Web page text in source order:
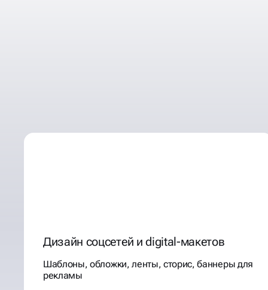
ЯРКОСТИ
Дизайн соцсетей и digital-макетов
Шаблоны, обложки, ленты, сторис, баннеры для
рекламы